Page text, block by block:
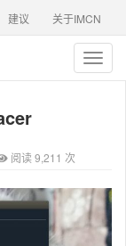
关于IMCN
建议
T
o
a
i
阅读 9,211 次